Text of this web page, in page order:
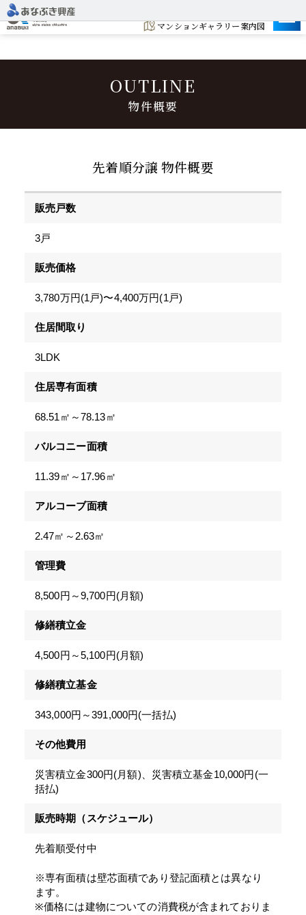
マンションギャラリー案内図
OUTLINE
物件概要
先着順分譲 物件概要
販売戸数
3戸
販売価格
3,780万円(1戸)〜4,400万円(1戸)
住居間取り
3LDK
住居専有面積
68.51㎡～78.13㎡
バルコニー面積
11.39㎡～17.96㎡
アルコーブ面積
2.47㎡～2.63㎡
管理費
8,500円～9,700円(月額)
修繕積立金
4,500円～5,100円(月額)
修繕積立基金
343,000円～391,000円(一括払)
その他費用
災害積立金300円(月額)、災害積立基金10,000円(一
括払)
販売時期（スケジュール）
先着順受付中
※専有面積は壁芯面積であり登記面積とは異なり
ます。
※価格には建物についての消費税が含まれておりま